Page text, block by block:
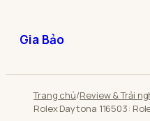
phầnGia Bảo
Trang chủ/Review & Trải
Rolex Daytona 116503: